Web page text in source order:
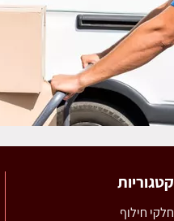
קטגוריות
חלקי חילוף